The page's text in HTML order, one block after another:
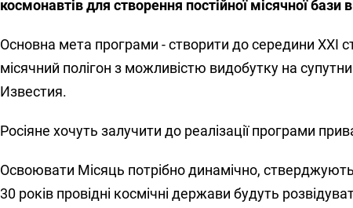
космонавтів для створення постійної місячної бази
Основна мета програми - створити до середини XXI
місячний полігон з можливістю видобутку на
Известия.
Росіяне хочуть залучити до реалізації програми
Освоювати Місяць потрібно динамічно,
30 років провідні космічні держави будуть